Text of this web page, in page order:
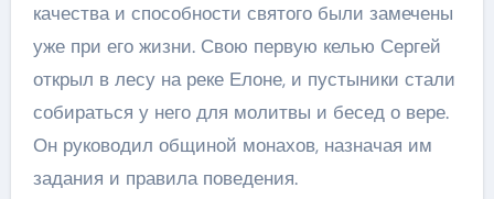
качества и способности святого были замечены
уже при его жизни. Свою первую келью Сергей
открыл в лесу на реке Елоне, и пустыники стали
собираться у него для молитвы и бесед о вере.
Он руководил общиной монахов, назначая им
задания и правила поведения.